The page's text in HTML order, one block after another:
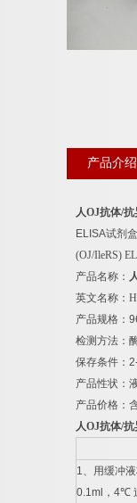
产品介绍
人OJ抗体/抗
ELISA试剂
(OJ/IleRS)
产品名称：
英文名称：
产品规格：
检测方法：
保存条件：
产品性状：
产品价格：
人OJ抗体/抗
1、用缓冲
0.1ml ， 4℃